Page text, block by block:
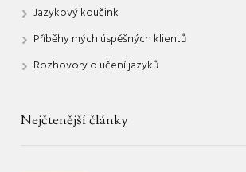
Jazykový koučink
Příběhy mých úspěšných klientů
Rozhovory o učení jazyků
Nejčtenější články